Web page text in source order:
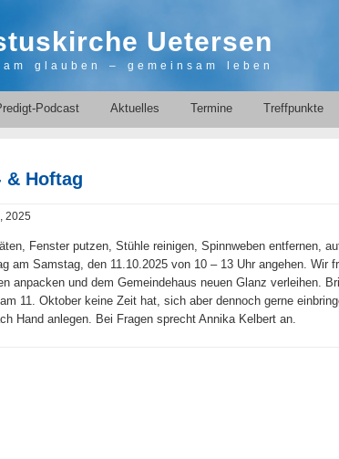
Uetersen
glauben – gemeinsam leben
Podcast Aktuelles Termine Treffpunkte
& Hoftag
2025
Fenster putzen, Stühle reinigen, Spinnweben entfernen,
am Samstag, den 11.10.2025 von 10 – 13 Uhr angehen. Wir
anpacken und dem Gemeindehaus neuen Glanz verleihen.
11. Oktober keine Zeit hat, sich aber dennoch gerne
Hand anlegen. Bei Fragen sprecht Annika Kelbert an.